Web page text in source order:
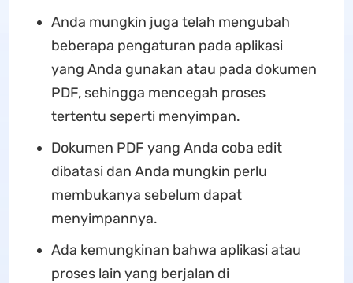
Anda mungkin juga telah mengubah
beberapa pengaturan pada aplikasi
yang Anda gunakan atau pada dokumen
PDF, sehingga mencegah proses
tertentu seperti menyimpan.
Dokumen PDF yang Anda coba edit
dibatasi dan Anda mungkin perlu
membukanya sebelum dapat
menyimpannya.
Ada kemungkinan bahwa aplikasi atau
proses lain yang berjalan di